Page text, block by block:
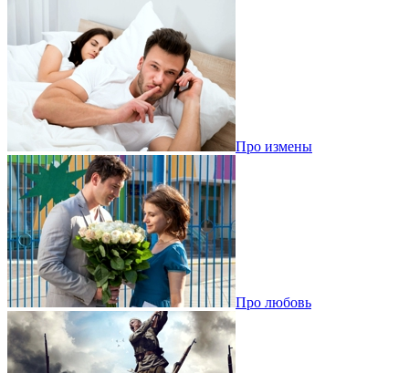
Про измены
Про любовь